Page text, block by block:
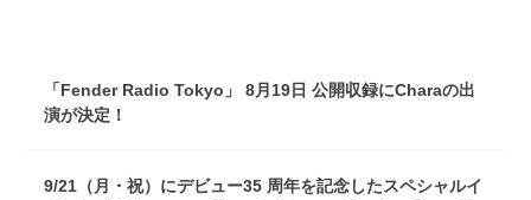
「Fender Radio Tokyo」 8月19日 公開収録にCharaの出
演が決定！
9/21（月・祝）にデビュー35 周年を記念したスペシャルイ